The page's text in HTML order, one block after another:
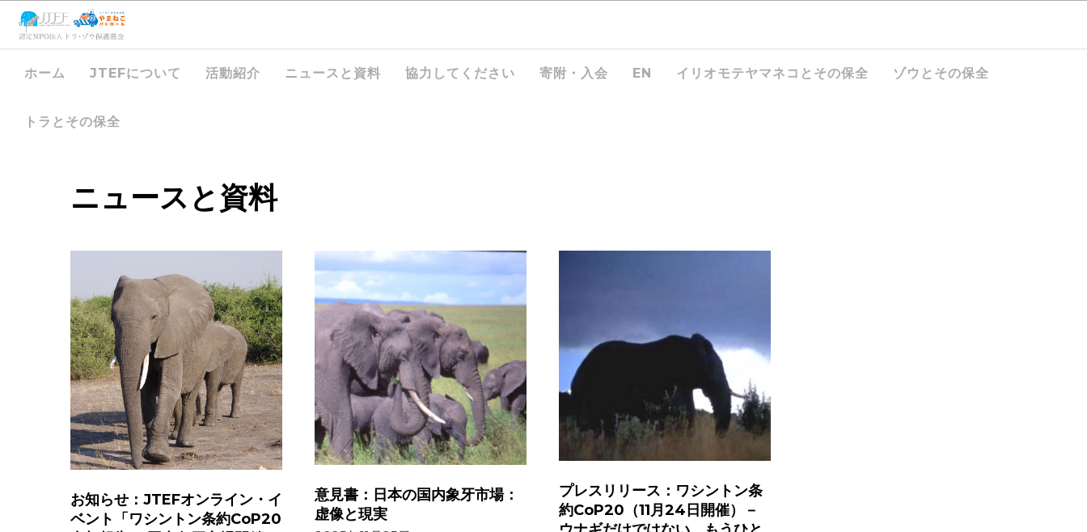
ホーム JTEFについて 活動紹介 ニュースと資料 協力してください 寄附・入会 EN イリオモテヤマネコとその保全 ゾウとその保全
トラとその保全
ニュースと資料
お知らせ：JTEFオンライン・イ
ベント「ワシントン条約CoP20
意見書：日本の国内象牙市場：
虚像と現実
プレスリリース：ワシントン条
約CoP20（11月24日開催）－